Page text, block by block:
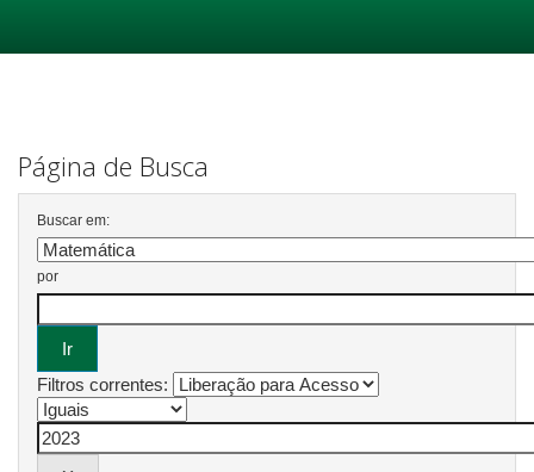
Página de Busca
Buscar em:
por
Filtros correntes: